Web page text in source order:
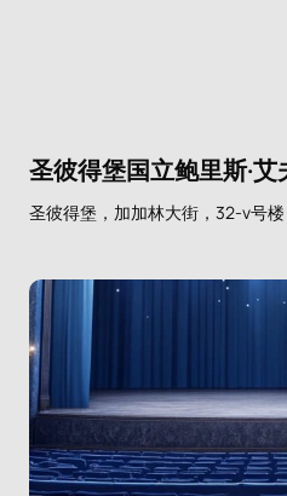
圣彼得堡国立鲍里斯·
圣彼得堡，加加林大街，32-v号楼